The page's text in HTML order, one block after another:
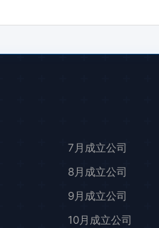
7月成立公司
8月成立公司
9月成立公司
10月成立公司